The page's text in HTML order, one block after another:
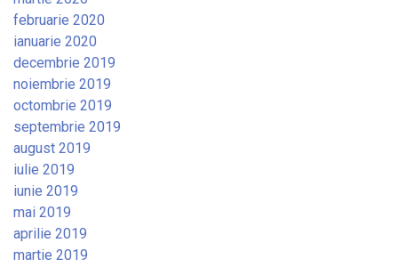
februarie 2020
ianuarie 2020
decembrie 2019
noiembrie 2019
octombrie 2019
septembrie 2019
august 2019
iulie 2019
iunie 2019
mai 2019
aprilie 2019
martie 2019